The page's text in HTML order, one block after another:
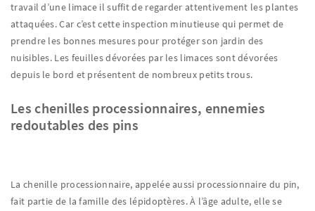
travail d’une limace il suffit de regarder attentivement les plantes
attaquées. Car c’est cette inspection minutieuse qui permet de
prendre les bonnes mesures pour protéger son jardin des
nuisibles. Les feuilles dévorées par les limaces sont dévorées
depuis le bord et présentent de nombreux petits trous.
Les chenilles processionnaires, ennemies
redoutables des pins
La chenille processionnaire, appelée aussi processionnaire du pin,
fait partie de la famille des lépidoptères. À l’âge adulte, elle se